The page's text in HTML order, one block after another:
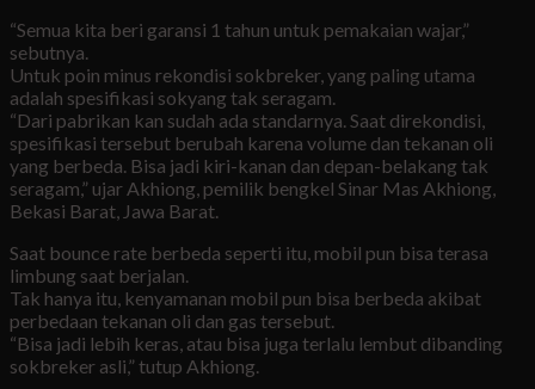
“Semua kita beri garansi 1 tahun untuk pemakaian wajar,”
sebutnya.
Untuk poin minus rekondisi sokbreker, yang paling utama
adalah spesifikasi sokyang tak seragam.
“Dari pabrikan kan sudah ada standarnya. Saat direkondisi,
spesifikasi tersebut berubah karena volume dan tekanan oli
yang berbeda. Bisa jadi kiri-kanan dan depan-belakang tak
seragam,” ujar Akhiong, pemilik bengkel Sinar Mas Akhiong,
Bekasi Barat, Jawa Barat.
Saat bounce rate berbeda seperti itu, mobil pun bisa terasa
limbung saat berjalan.
Tak hanya itu, kenyamanan mobil pun bisa berbeda akibat
perbedaan tekanan oli dan gas tersebut.
“Bisa jadi lebih keras, atau bisa juga terlalu lembut dibanding
sokbreker asli,” tutup Akhiong.